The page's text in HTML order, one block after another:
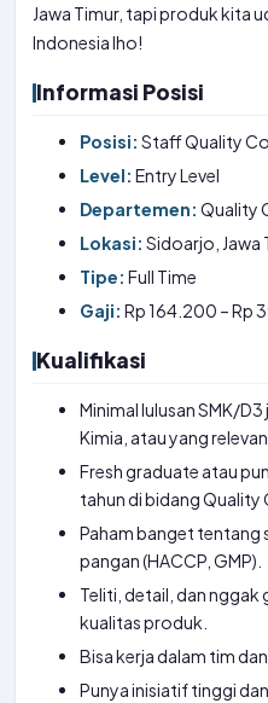
Jawa Timur, tapi produk kita
Indonesia lho!
Informasi Posisi
Posisi: Staff Quality
Level: Entry Level
Departemen: Quality
Lokasi: Sidoarjo, Jawa
Tipe: Full Time
Gaji: Rp 164.200 – Rp
Kualifikasi
Minimal lulusan SMK/
Kimia, atau yang relevan.
Fresh graduate atau
tahun di bidang Quality
Paham banget tentang
pangan (HACCP, GMP).
Teliti, detail, dan
kualitas produk.
Bisa kerja dalam tim
Punya inisiatif tinggi